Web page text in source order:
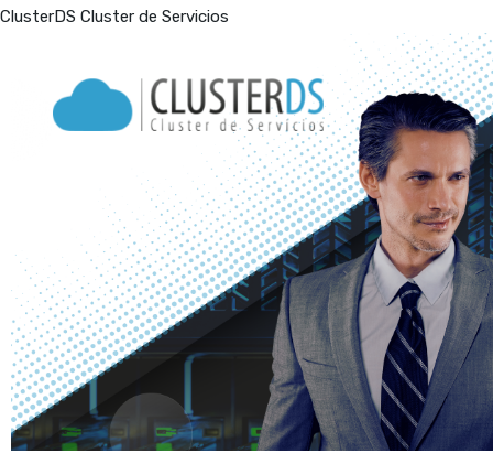
Ir
contenido
ClusterDS Cluster de Servicios